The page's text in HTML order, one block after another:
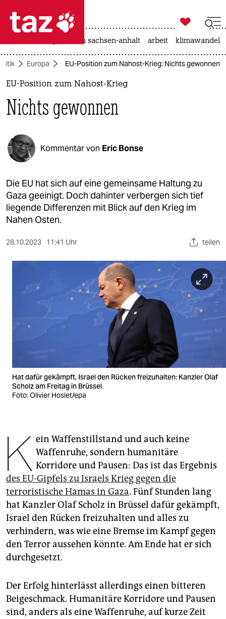
 taz zahl ich
taz zahl ich
politik
öko
gesellschaft
kultur
sport
fragen & hilfe
unterstützen
genossenschaft
epaper login

taz zahl ich
landtagswahl in sachsen-anhalt arbeit klimawandel
Europa EU-Position zum Nahost-Krieg: Nichts gewonnen
EU-Position zum Nahost-Krieg
Nichts gewonnen
Kommentar von Eric Bonse
Die EU hat sich auf eine gemeinsame Haltung zu
Gaza geeinigt. Doch dahinter verbergen sich tief
liegende Differenzen mit Blick auf den Krieg im
Nahen Osten.
28.10.2023 11:41 Uhr teilen
Hat dafür gekämpft, Israel den Rücken freizuhalten: Kanzler Olaf
Scholz am Freitag in Brüssel
Foto: Olivier Hoslet/epa
K ein Waffenstillstand und auch keine
Waffenruhe, sondern humanitäre
Korridore und Pausen: Das ist das Ergebnis
des EU-Gipfels zu Israels Krieg gegen die
terroristische Hamas in Gaza. Fünf Stunden lang
hat Kanzler Olaf Scholz in Brüssel dafür gekämpft,
Israel den Rücken freizuhalten und alles zu
verhindern, was wie eine Bremse im Kampf gegen
den Terror aussehen könnte. Am Ende hat er sich
durchgesetzt.
Der Erfolg hinterlässt allerdings einen bitteren
Beigeschmack. Humanitäre Korridore und Pausen
sind, anders als eine Waffenruhe, auf kurze Zeit